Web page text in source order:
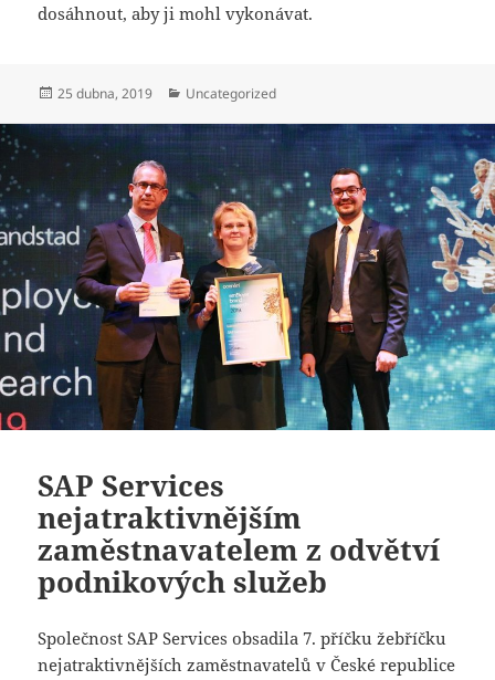
dosáhnout, aby ji mohl vykonávat.
Publikováno:
25 dubna, 2019 Rubriky:
Uncategorized
SAP Services
nejatraktivnějším
zaměstnavatelem z odvětví
podnikových služeb
Společnost SAP Services obsadila 7. příčku žebříčku
nejatraktivnějších zaměstnavatelů v České republice